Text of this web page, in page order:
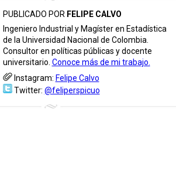
PUBLICADO POR FELIPE CALVO
Ingeniero Industrial y Magíster en Estadística
de la Universidad Nacional de Colombia.
Consultor en políticas públicas y docente
universitario. Conoce más de mi trabajo.
Instagram: Felipe Calvo
Twitter: @feliperspicuo